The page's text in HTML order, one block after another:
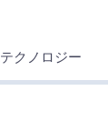
クノロジー